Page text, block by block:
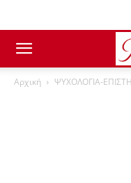
Αρχική ΨΥΧΟΛΟΓΙΑ-